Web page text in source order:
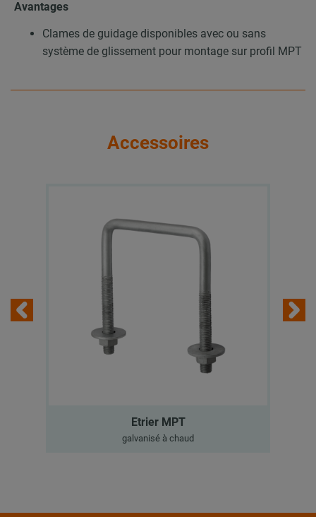
Avantages
Clames de guidage disponibles avec ou sans
système de glissement pour montage sur profil MPT
Accessoires
Etrier MPT
galvanisé à chaud